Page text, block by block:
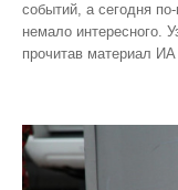
событий, а сегодня
немало интересного.
прочитав материал